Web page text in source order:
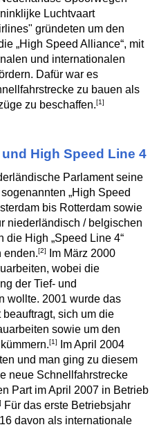
Luchtvaart
gründeten um den
„High Speed Alliance“, mit
und internationalen
Dafür war es
zu bauen als
zu beschaffen.[1]
High Speed Line 4
Parlament seine
„High Speed
bis Rotterdam sowie
niederländisch / belgischen
die High „Speed Line 4“
enden.[2]
Im März 2000
wobei die
der Tief- und
wollte. 2001 wurde das
beauftragt, sich um die
sowie um den
[1]
Im April 2004
und man ging zu diesem
neue Schnellfahrstrecke
Part im April 2007 in Betrieb
Für das erste Betriebsjahr
davon als internationale